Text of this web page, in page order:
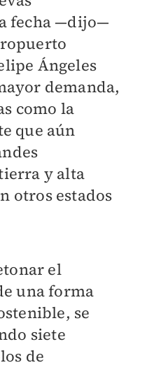
fecha —dijo—
Ángeles
demanda,
como la
que aún
y alta
otros estados
el
una forma
se
siete
de